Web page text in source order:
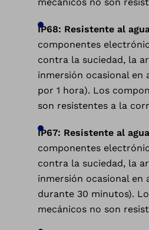
IP68: Resistente al
componentes
contra la suciedad, la
inmersión ocasional en
por 1 hora). Los
son resistentes a la
IP67: Resistente al
componentes
contra la suciedad, la
inmersión ocasional en
durante 30 minutos).
mecánicos no son